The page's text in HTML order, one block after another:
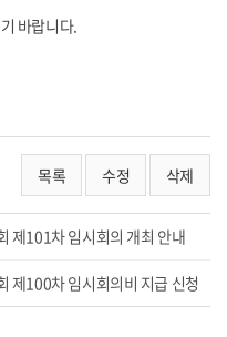
바랍니다.
목록 수정 삭제
제101차 임시회의 개최 안내
제100차 임시회의비 지급 신청